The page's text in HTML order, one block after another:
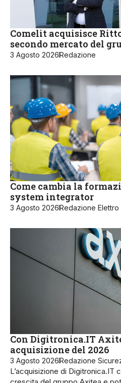
Comelit acquisisce
secondo mercato del
3 Agosto 2026Redazione
Come cambia la
system integrator
3 Agosto 2026Redazione Elettro
Con Digitronica.IT
acquisizione del 2026
3 Agosto 2026Redazione
L’acquisizione di Digitronica.IT